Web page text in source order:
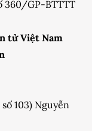
360/GP-BTTTT
tử Việt Nam
103) Nguyễn